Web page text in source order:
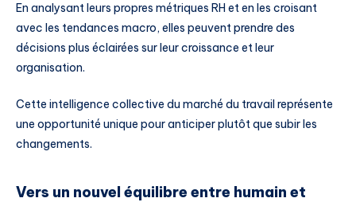
En analysant leurs propres métriques RH et en les croisant
avec les tendances macro, elles peuvent prendre des
décisions plus éclairées sur leur croissance et leur
organisation.
Cette intelligence collective du marché du travail représente
une opportunité unique pour anticiper plutôt que subir les
changements.
Vers un nouvel équilibre entre humain et